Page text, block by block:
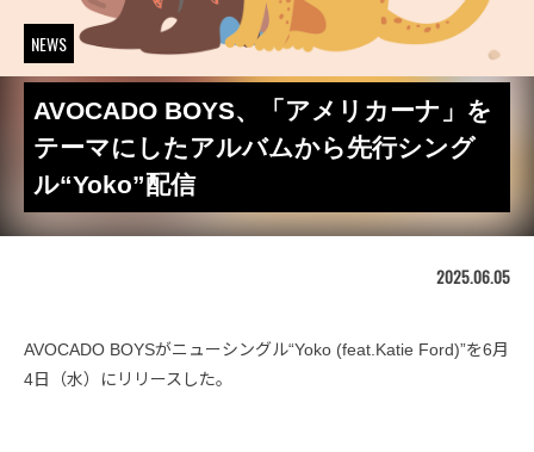
NEWS
AVOCADO BOYS、「アメリカーナ」を
テーマにしたアルバムから先行シング
ル“Yoko”配信
2025.06.05
AVOCADO BOYSがニューシングル“Yoko (feat.Katie Ford)”を6月
4日（水）にリリースした。